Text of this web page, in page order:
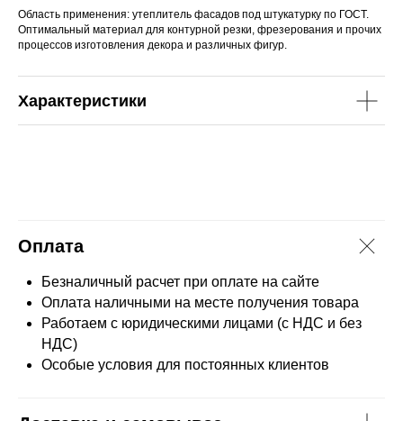
Область применения: утеплитель фасадов под штукатурку по ГОСТ.
Оптимальный материал для контурной резки, фрезерования и прочих
процессов изготовления декора и различных фигур.
Характеристики
Оплата
Безналичный расчет при оплате на сайте
Оплата наличными на месте получения товара
Работаем с юридическими лицами (с НДС и без
НДС)
Особые условия для постоянных клиентов